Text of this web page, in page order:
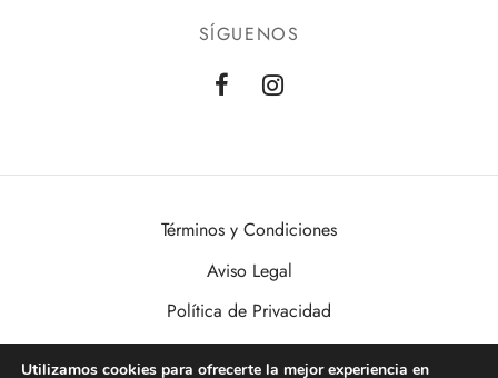
SÍGUENOS
Términos y Condiciones
Aviso Legal
Política de Privacidad
Política de Cookies
Utilizamos cookies para ofrecerte la mejor experiencia en